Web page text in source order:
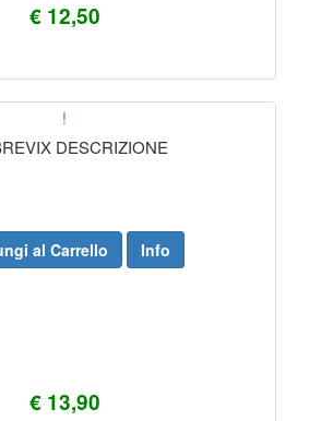
€ 12,50
!
DESCRIZIONE
€ 13,90
al Carrello Info